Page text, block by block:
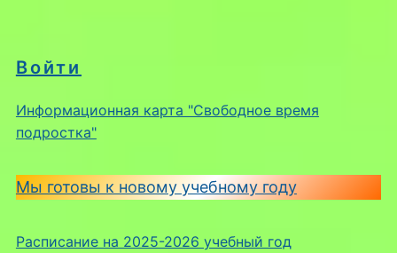
Войти
Информационная карта "Свободное время
подростка"
Мы готовы к новому учебному году
Расписание на 2025-2026 учебный год